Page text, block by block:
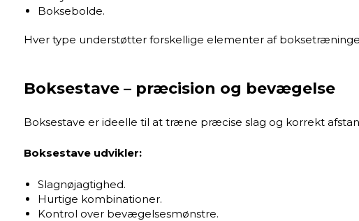
Boksebolde.
Hver type understøtter forskellige elementer af
Boksestave – præcision og bevægelse
Boksestave er ideelle til at træne præcise slag og korrekt
Boksestave udvikler:
Slagnøjagtighed.
Hurtige kombinationer.
Kontrol over bevægelsesmønstre.